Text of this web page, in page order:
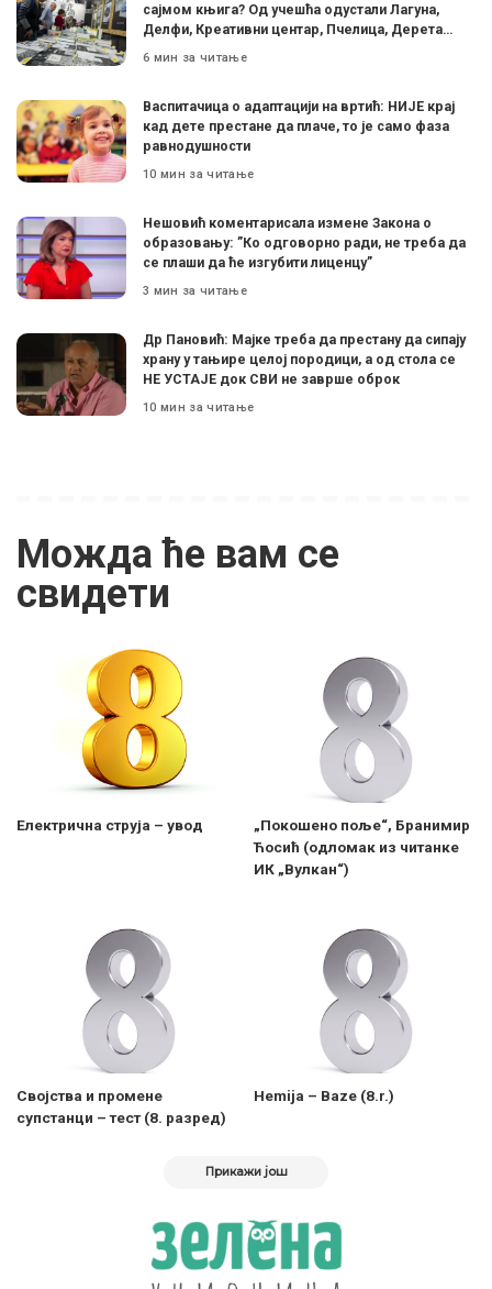
сајмом књига? Од учешћа одустали Лагуна,
Делфи, Креативни центар, Пчелица, Дерета…
6 мин за читање
Васпитачица о адаптацији на вртић: НИЈЕ крај
кад дете престане да плаче, то је само фаза
равнодушности
10 мин за читање
Нешовић коментарисала измене Закона о
образовању: ”Ко одговорно ради, не треба да
се плаши да ће изгубити лиценцу”
3 мин за читање
Др Пановић: Мајке треба да престану да сипају
храну у тањире целој породици, а од стола се
НЕ УСТАЈЕ док СВИ не заврше оброк
10 мин за читање
Можда ће вам се
свидети
Електрична струја – увод
„Покошено поље“, Бранимир
Ћосић (одломак из читанке
ИК „Вулкан“)
Својства и промене
супстанци – тест (8. разред)
Hemija – Baze (8.r.)
Прикажи још